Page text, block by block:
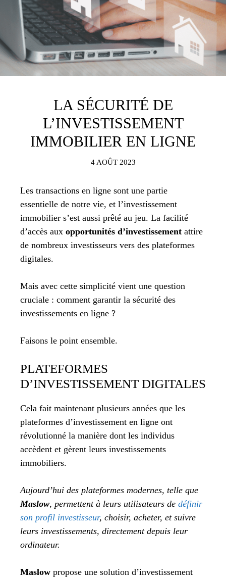
LA SÉCURITÉ DE
L’INVESTISSEMENT
IMMOBILIER EN LIGNE
4 AOÛT 2023
Les transactions en ligne sont une partie
essentielle de notre vie, et l’investissement
immobilier s’est aussi prêté au jeu. La facilité
d’accès aux opportunités d’investissement attire
de nombreux investisseurs vers des plateformes
digitales.
Mais avec cette simplicité vient une question
cruciale : comment garantir la sécurité des
investissements en ligne ?
Faisons le point ensemble.
PLATEFORMES
D’INVESTISSEMENT DIGITALES
Cela fait maintenant plusieurs années que les
plateformes d’investissement en ligne ont
révolutionné la manière dont les individus
accèdent et gèrent leurs investissements
immobiliers.
Aujourd’hui des plateformes modernes, telle que
Maslow, permettent à leurs utilisateurs de définir
son profil investisseur, choisir, acheter, et suivre
leurs investissements, directement depuis leur
ordinateur.
Maslow propose une solution d’investissement